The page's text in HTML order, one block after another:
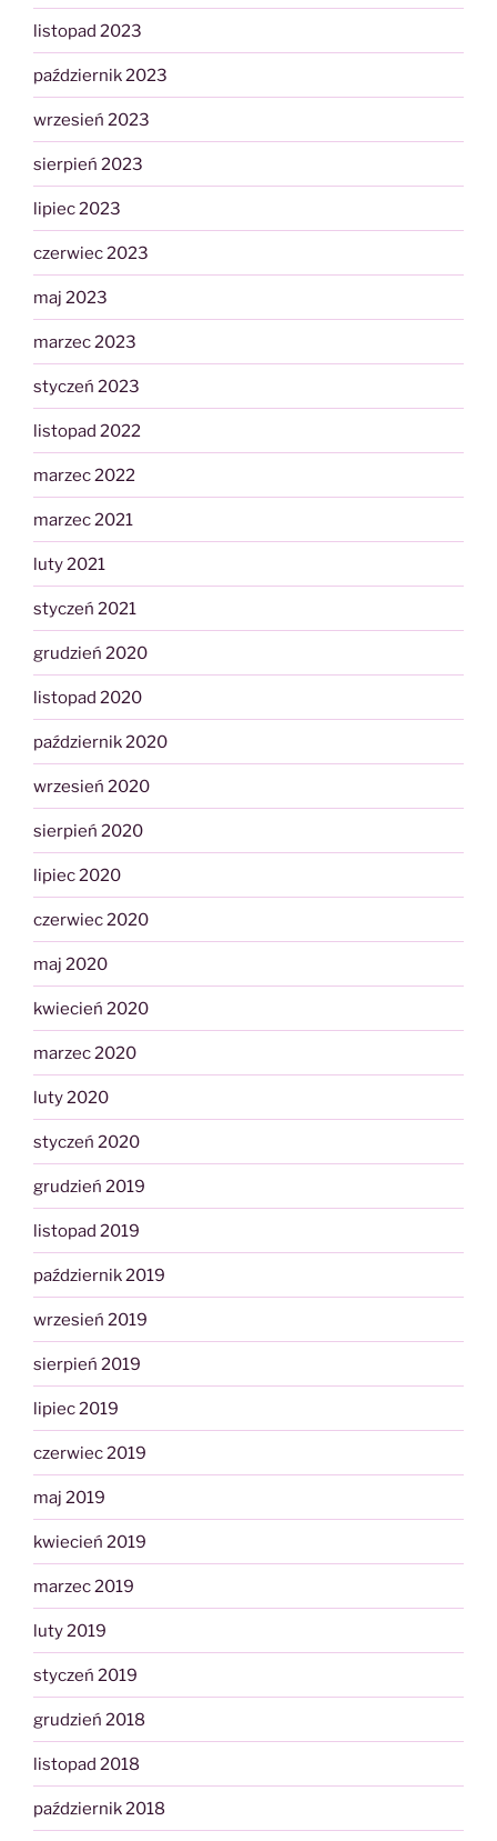
listopad 2023
październik 2023
wrzesień 2023
sierpień 2023
lipiec 2023
czerwiec 2023
maj 2023
marzec 2023
styczeń 2023
listopad 2022
marzec 2022
marzec 2021
luty 2021
styczeń 2021
grudzień 2020
listopad 2020
październik 2020
wrzesień 2020
sierpień 2020
lipiec 2020
czerwiec 2020
maj 2020
kwiecień 2020
marzec 2020
luty 2020
styczeń 2020
grudzień 2019
listopad 2019
październik 2019
wrzesień 2019
sierpień 2019
lipiec 2019
czerwiec 2019
maj 2019
kwiecień 2019
marzec 2019
luty 2019
styczeń 2019
grudzień 2018
listopad 2018
październik 2018